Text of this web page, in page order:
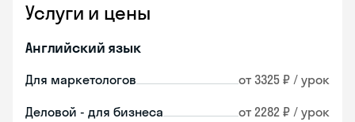
Услуги и цены
Английский язык
Для маркетологов от 3325 ₽ / урок
Деловой - для бизнеса от 2282 ₽ / урок